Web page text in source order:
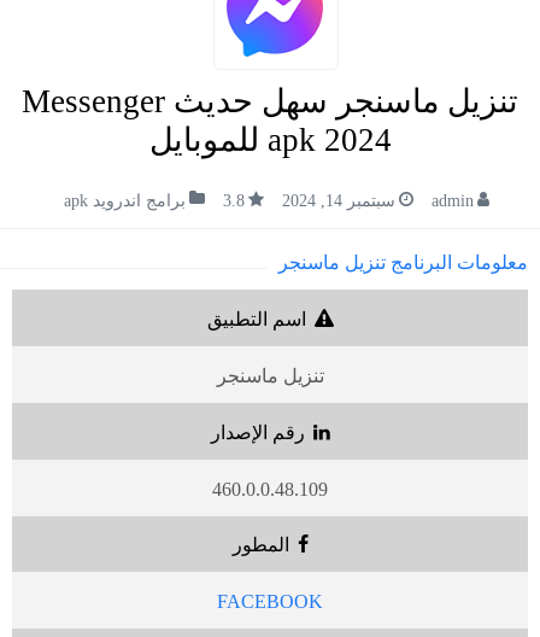
تنزيل ماسنجر سهل حديث Messenger
apk 2024 للموبايل
admin سبتمبر 14, 2024 3.8 برامج اندرويد apk
معلومات البرنامج تنزيل ماسنجر
اسم التطبيق
تنزيل ماسنجر
رقم الإصدار
460.0.0.48.109
المطور
FACEBOOK